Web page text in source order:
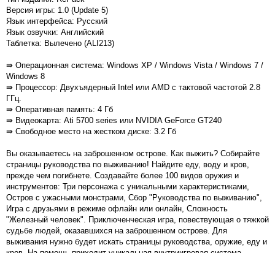
Версия игры: 1.0 (Update 5)
Язык интерфейса: Русский
Язык озвучки: Английский
Таблетка: Вылечено (ALI213)
⇛ Операционная система: Windows XP / Windows Vista / Windows 7 /
Windows 8
⇛ Процессор: Двухъядерный Intel или AMD с тактовой частотой 2.8
ГГц.
⇛ Оперативная память: 4 Гб
⇛ Видеокарта: Ati 5700 series или NVIDIA GeForce GT240
⇛ Свободное место на жестком диске: 3.2 Гб
Вы оказываетесь на заброшенном острове. Как выжить? Собирайте
страницы руководства по выживанию! Найдите еду, воду и кров,
прежде чем погибнете. Создавайте более 100 видов оружия и
инструментов: Три персонажа с уникальными характеристиками,
Остров с ужасными монстрами, Сбор "Руководства по выживанию",
Игра с друзьями в режиме офлайн или онлайн, Сложность
"Железный человек". Приключенческая игра, повествующая о тяжкой
судьбе людей, оказавшихся на заброшенном острове. Для
выживания нужно будет искать страницы руководства, оружие, еду и